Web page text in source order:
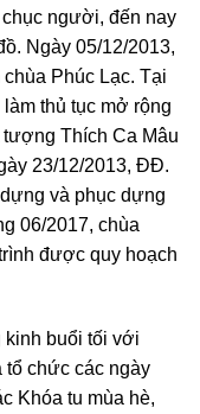
người, đến nay
Ngày 05/12/2013,
Phúc Lạc. Tại
thủ tục mở rộng
Thích Ca Mâu
23/12/2013, ĐĐ.
và phục dựng
06/2017, chùa
được quy hoạch
kinh buổi tối với
tổ chức các ngày
Khóa tu mùa hè,